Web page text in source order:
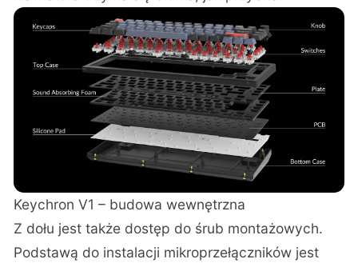
Keychron V1 – budowa wewnętrzna
Z dołu jest także dostęp do śrub montażowych.
Podstawą do instalacji mikroprzełączników jest